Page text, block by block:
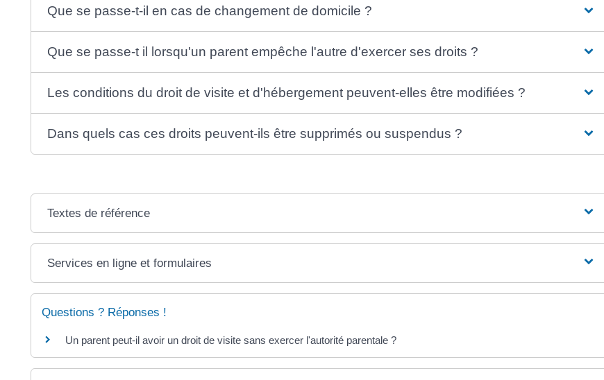
Que se passe-t-il en cas de changement de domicile ?
Que se passe-t il lorsqu'un parent empêche l'autre d'exercer ses droits ?
Les conditions du droit de visite et d'hébergement peuvent-elles être modifiées ?
Dans quels cas ces droits peuvent-ils être supprimés ou suspendus ?
Textes de référence
Services en ligne et formulaires
Questions ? Réponses !
Un parent peut-il avoir un droit de visite sans exercer l'autorité parentale ?